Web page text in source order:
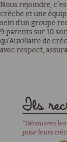
Nous rejoindre,
crèche et une
sein d’un groupe
9 parents sur 10
qu'Auxiliaire de
avec respect,
Ils
"Découvrez
pour leurs